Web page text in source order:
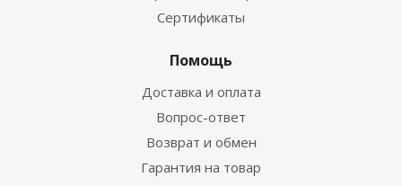
Сертификаты
Помощь
Доставка и оплата
Вопрос-ответ
Возврат и обмен
Гарантия на товар